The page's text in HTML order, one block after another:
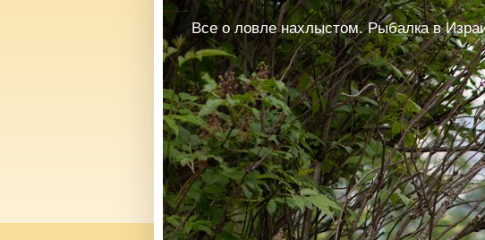
Все о ловле нахлыстом. Рыбалка в